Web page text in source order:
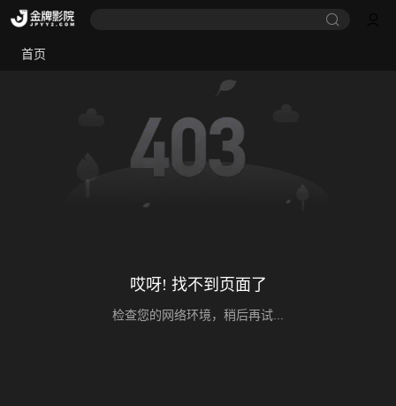
首页
哎呀! 找不到页面了
检查您的网络环境，稍后再试...